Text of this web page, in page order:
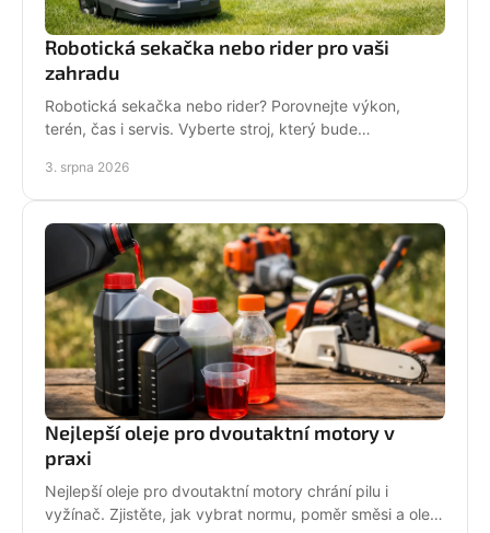
Robotická sekačka nebo rider pro vaši
zahradu
Robotická sekačka nebo rider? Porovnejte výkon,
terén, čas i servis. Vyberte stroj, který bude
sezónu.
3. srpna 2026
Nejlepší oleje pro dvoutaktní motory v
praxi
Nejlepší oleje pro dvoutaktní motory chrání pilu i
vyžínač. Zjistěte, jak vybrat normu, poměr směsi a olej